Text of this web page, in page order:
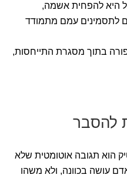
היא להפחית אשמה,
לתסמינים עמם מתמודד
בתוך מסגרת התייחסות,
להסבר
הוא תגובה אוטומטית שלא
עושה בכוונה, ולא משהו